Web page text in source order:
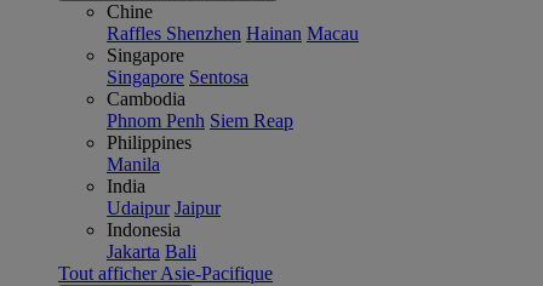
Chine
Raffles Shenzhen Hainan Macau
Singapore
Singapore Sentosa
Cambodia
Phnom Penh Siem Reap
Philippines
Manila
India
Udaipur Jaipur
Indonesia
Jakarta Bali
Tout afficher Asie-Pacifique